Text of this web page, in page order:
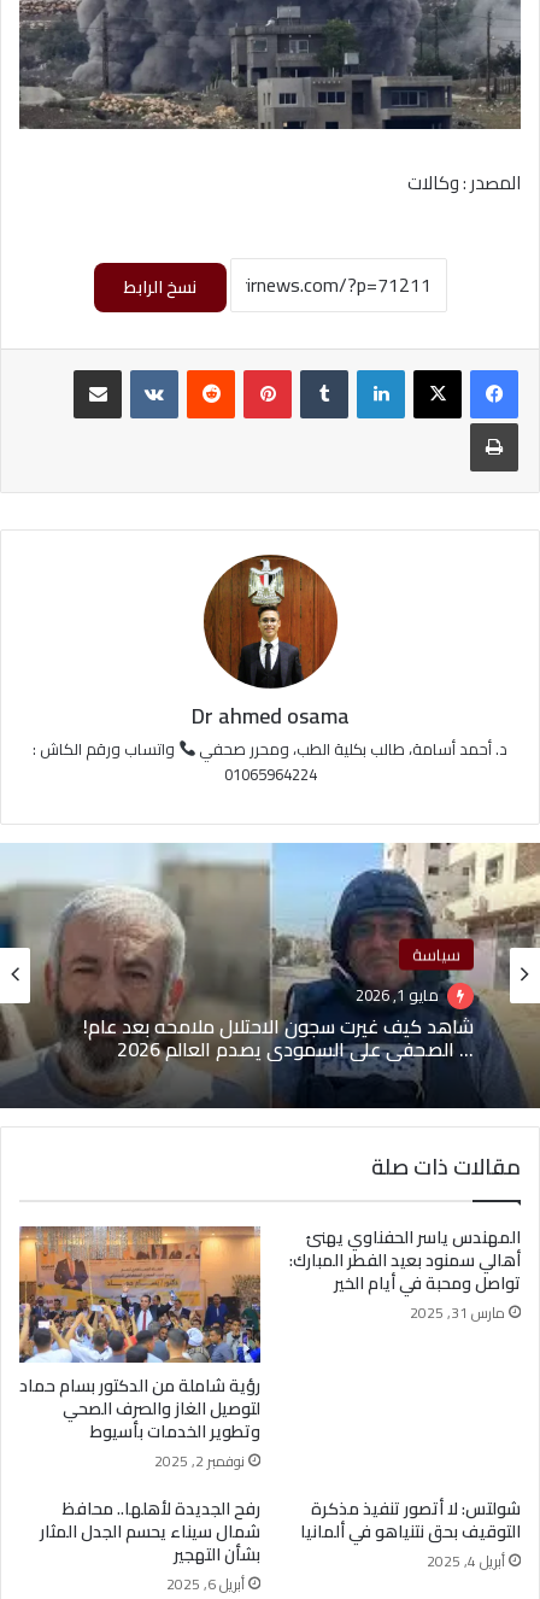
المصدر : وكالات
نسخ الرابط
لينكدإن بينتيريست
طباعة
Dr ahmed osama
د. أحمد أسامة، طالب بكلية الطب، ومحرر صحفي
واتساب ورقم الكاش :
01065964224
سياسة
مايو 1, 2026
شاهد كيف غيرت سجون الاحتلال ملامحه بعد عام!
… الصحفي علي السمودي يصدم العالم 2026
مقالات ذات صلة
المهندس ياسر الحفناوي يهنئ
أهالي سمنود بعيد الفطر المبارك:
تواصل ومحبة في أيام الخير
مارس 31, 2025
رؤية شاملة من الدكتور بسام حماد
لتوصيل الغاز والصرف الصحي
وتطوير الخدمات بأسيوط
نوفمبر 2, 2025
شولتس: لا أتصور تنفيذ مذكرة
التوقيف بحق نتنياهو في ألمانيا
أبريل 4, 2025
رفح الجديدة لأهلها.. محافظ
شمال سيناء يحسم الجدل المثار
بشأن التهجير
أبريل 6, 2025